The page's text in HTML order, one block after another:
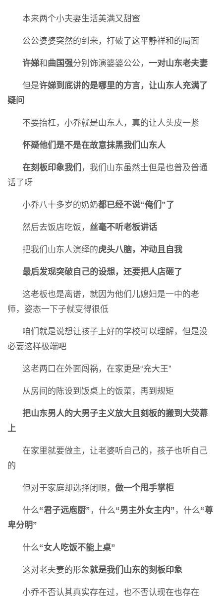
本来两个小夫妻生活美满又甜蜜
公公婆婆突然的到来，打破了这平静祥和的局面
许娣和 曲国强分别饰演婆婆公公， 一对山东老夫妻
但是许娣到底讲的是哪里的方言，让山东人充满了
疑问
不要抬杠，小乔就是山东人，真的让人头皮一紧
怀疑他们是不是在故意抹黑我们山东人
在刻板印象我们 ，我们山东虽然土但是也普及普通
话了呀
小乔八十多岁的奶奶都已经不说“俺们”了
然后去饭店吃饭， 丝毫不听老板讲话
把我们山东人演绎的虎头八脑，冲动且自我
最后发现突破自己的设想，还要把人店砸了
这老板也是离谱，就因为他们儿媳妇是一中的老
师，姿态一下子就变得很低
咱们就是说想让孩子上好的学校可以理解，但是没
必要这样极端吧
这老两口在外面闯祸，在家更是“充大王”
从房间的陈设到饭桌上的饭菜，再到规矩
把山东男人的大男子主义放大且刻板的搬到大荧幕
上
在家里就要做主，让老婆听自己的，孩子也听自己
的
但对于家庭却选择闭眼， 做一个甩手掌柜
什么“君子远庖厨” ，什么“男主外女主内” ，什么“尊
卑分明”
什么“女人吃饭不能上桌”
这对老夫妻的形象就是我们山东的刻板印象
小乔不否认其真实存在过，也不否认现在也存在